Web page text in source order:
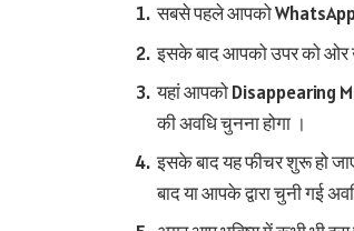
सबसे पहले आपको WhatsApp
इसके बाद आपको उपर को ओर
यहां आपको Disappearing
की अवधि चुनना होगा ।
इसके बाद यह फीचर शुरू हो
बाद या आपके द्वारा चुनी गई